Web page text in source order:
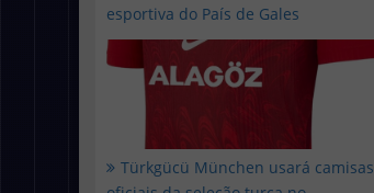
esportiva do País de Gales
Türkgücü München usará camisas